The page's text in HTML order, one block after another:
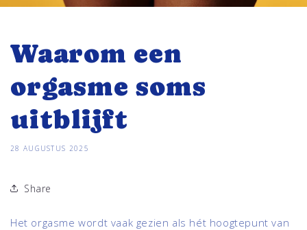
Waarom een
orgasme soms
uitblijft
28 AUGUSTUS 2025
Share
Het orgasme wordt vaak gezien als hét hoogtepunt van